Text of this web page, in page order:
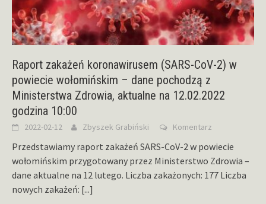
Raport zakażeń koronawirusem (SARS-CoV-2) w
powiecie wołomińskim – dane pochodzą z
Ministerstwa Zdrowia, aktualne na 12.02.2022
godzina 10:00
2022-02-12 Zbyszek Grabiński Komentarz
Przedstawiamy raport zakażeń SARS-CoV-2 w powiecie
wołomińskim przygotowany przez Ministerstwo Zdrowia –
dane aktualne na 12 lutego. Liczba zakażonych: 177 Liczba
nowych zakażeń: [...]